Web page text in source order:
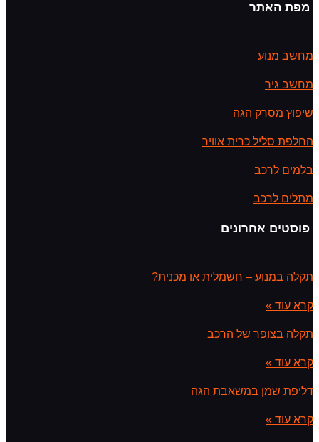
מפת האתר
מחשב מנוע
מחשב גיר
שיפוץ מסרק הגה
החלפת סליל כרית אוויר
בלמים לרכב
מתלים לרכב
פוסטים אחרונים
תקלה במנוע – חשמלית או מכנית?
קרא עוד »
תקלה בצופר של הרכב
קרא עוד »
דליפת שמן במשאבת הגה
קרא עוד »